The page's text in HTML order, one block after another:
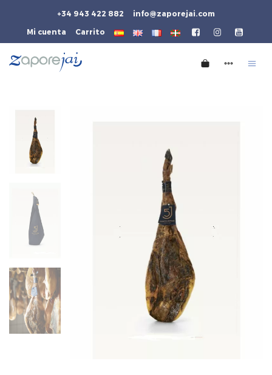
+34 943 422 882 info@zaporejai.com
Mi cuenta Carrito